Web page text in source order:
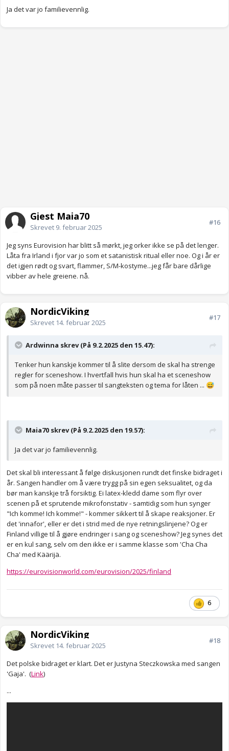
Ja det var jo familievennlig.
Gjest Maia70
Skrevet 9. februar 2025
#16
Jeg syns Eurovision har blitt så mørkt, jeg orker ikke se på det lenger.
Låta fra Irland i fjor var jo som et satanistisk ritual eller noe. Og i år er
det igjen rødt og svart, flammer, S/M-kostyme...jeg får bare dårlige
vibber av hele greiene. nå.
NordicViking
Skrevet 14. februar 2025
#17
Ardwinna skrev (På 9.2.2025 den 15.47):
Tenker hun kanskje kommer til å slite dersom de skal ha strenge
regler for sceneshow. I hvertfall hvis hun skal ha et sceneshow
som på noen måte passer til sangteksten og tema for låten ... 😅
Maia70 skrev (På 9.2.2025 den 19.57):
Ja det var jo familievennlig.
Det skal bli interessant å følge diskusjonen rundt det finske bidraget i
år. Sangen handler om å være trygg på sin egen seksualitet, og da
bør man kanskje trå forsiktig. Ei latex-kledd dame som flyr over
scenen på et sprutende mikrofonstativ - samtidig som hun synger
"Ich komme! Ich komme!" - kommer sikkert til å skape reaksjoner. Er
det 'innafor', eller er det i strid med de nye retningslinjene? Og er
Finland villige til å gjøre endringer i sang og sceneshow? Jeg synes det
er en kul sang, selv om den ikke er i samme klasse som 'Cha Cha
Cha' med Käärijä.
https://eurovisionworld.com/eurovision/2025/finland
6
NordicViking
Skrevet 14. februar 2025
#18
Det polske bidraget er klart. Det er Justyna Steczkowska med sangen
'Gaja'. (Link)
...